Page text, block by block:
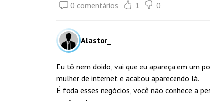
0 comentários 1 0
Alastor_
Eu tô nem doido, vai que eu apareça em um
mulher de internet e acabou aparecendo lá.
É foda esses negócios, você não conhece a